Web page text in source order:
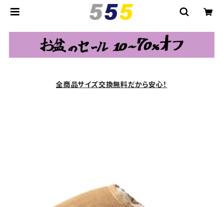
全商品サイズ交換無料だから安心！